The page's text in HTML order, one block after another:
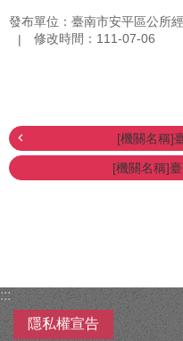
發布單位：臺南市安平區公所
修改時間：111-07-06
[機關名稱]
[機關名稱]
:::
隱私權宣告